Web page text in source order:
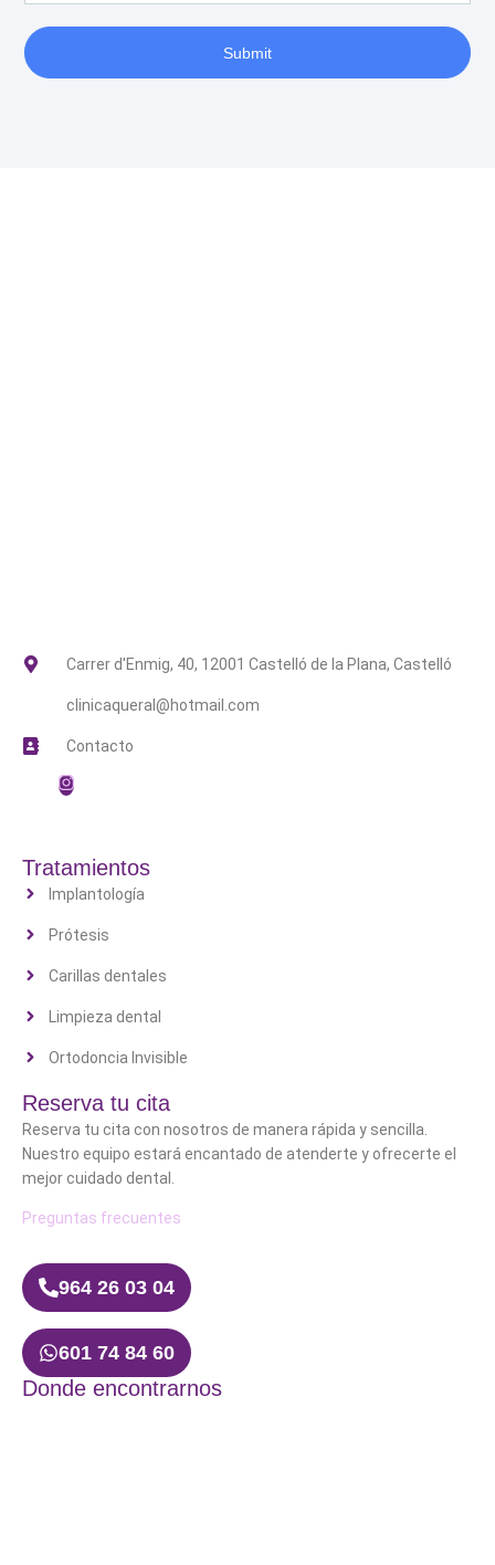
Submit
Carrer d'Enmig, 40, 12001 Castelló de la Plana, Castelló
clinicaqueral@hotmail.com
Contacto
Tratamientos
Implantología
Prótesis
Carillas dentales
Limpieza dental
Ortodoncia Invisible
Reserva tu cita
Reserva tu cita con nosotros de manera rápida y sencilla.
Nuestro equipo estará encantado de atenderte y ofrecerte el
mejor cuidado dental.
Preguntas frecuentes
964 26 03 04
601 74 84 60
Donde encontrarnos